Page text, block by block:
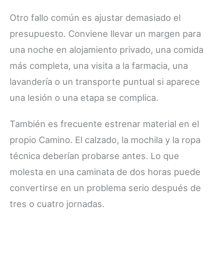
Otro fallo común es ajustar demasiado el
presupuesto. Conviene llevar un margen para
una noche en alojamiento privado, una comida
más completa, una visita a la farmacia, una
lavandería o un transporte puntual si aparece
una lesión o una etapa se complica.
También es frecuente estrenar material en el
propio Camino. El calzado, la mochila y la ropa
técnica deberían probarse antes. Lo que
molesta en una caminata de dos horas puede
convertirse en un problema serio después de
tres o cuatro jornadas.